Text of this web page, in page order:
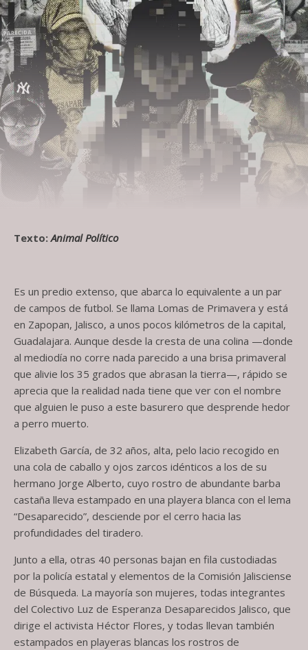
Texto:Animal Político
Es un predio extenso, que abarca lo equivalente a un par
de campos de futbol. Se llama Lomas de Primavera y está
en Zapopan, Jalisco, a unos pocos kilómetros de la capital,
Guadalajara. Aunque desde la cresta de una colina —donde
al mediodía no corre nada parecido a una brisa primaveral
que alivie los 35 grados que abrasan la tierra—, rápido se
aprecia que la realidad nada tiene que ver con el nombre
que alguien le puso a este basurero que desprende hedor
a perro muerto.
Elizabeth García, de 32 años, alta, pelo lacio recogido en
una cola de caballo y ojos zarcos idénticos a los de su
hermano Jorge Alberto, cuyo rostro de abundante barba
castaña lleva estampado en una playera blanca con el lema
“Desaparecido”, desciende por el cerro hacia las
profundidades del tiradero.
Junto a ella, otras 40 personas bajan en fila custodiadas
por la policía estatal y elementos de la Comisión Jalisciense
de Búsqueda. La mayoría son mujeres, todas integrantes
del Colectivo Luz de Esperanza Desaparecidos Jalisco, que
dirige el activista Héctor Flores, y todas llevan también
estampados en playeras blancas los rostros de